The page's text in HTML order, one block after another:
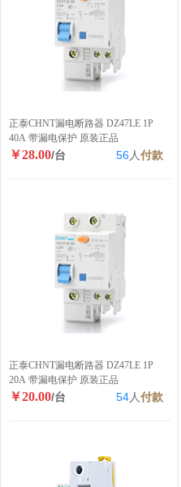
正泰CHNT漏电断路器 DZ47LE 1P
40A 带漏电保护 原装正品
￥28.00/台 56人付款
正泰CHNT漏电断路器 DZ47LE 1P
20A 带漏电保护 原装正品
￥20.00/台 54人付款